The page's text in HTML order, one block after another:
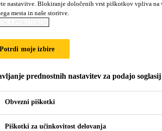
Sika® Injection-310
310
akrilata v obliki prahu
injekcijska smola v obliki prahu, ki je
je le mešanje z vodo. Po dodatku
nastavitve. Blokiranje določenih vrst piškotkov vpliva na
mesta in naše storitve.
PIŠKOTKOV
Potrdi moje izbire
prednostnih nastavitev za podajo soglasij
Obvezni piškotki
Piškotki za učinkovitost delovanja